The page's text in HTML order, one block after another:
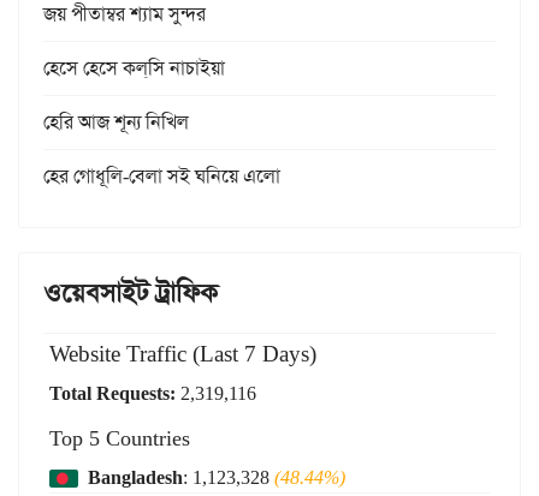
জয় পীতাম্বর শ্যাম সুন্দর
হেসে হেসে কল্‌সি নাচাইয়া
হেরি আজ শূন্য নিখিল
হের গোধূলি-বেলা সই ঘনিয়ে এলো
ওয়েবসাইট ট্রাফিক
Website Traffic (Last 7 Days)
Total Requests: 2,319,116
Top 5 Countries
Bangladesh: 1,123,328(48.44%)